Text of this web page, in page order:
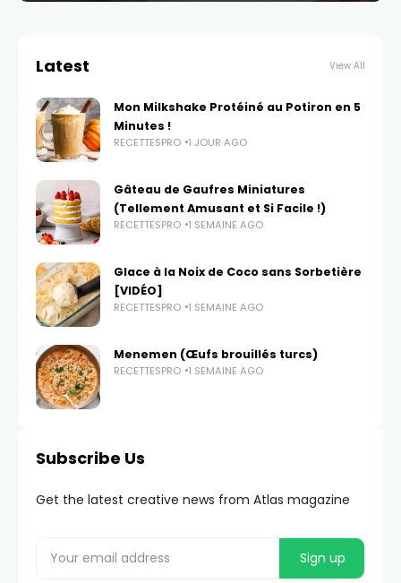
Latest View All
Mon Milkshake Protéiné au Potiron en 5
Minutes !
RECETTESPRO 1 JOUR AGO
Gâteau de Gaufres Miniatures
(Tellement Amusant et Si Facile !)
RECETTESPRO 1 SEMAINE AGO
Glace à la Noix de Coco sans Sorbetière
[VIDÉO]
RECETTESPRO 1 SEMAINE AGO
Menemen (Œufs brouillés turcs)
RECETTESPRO 1 SEMAINE AGO
Subscribe Us
Get the latest creative news from Atlas magazine